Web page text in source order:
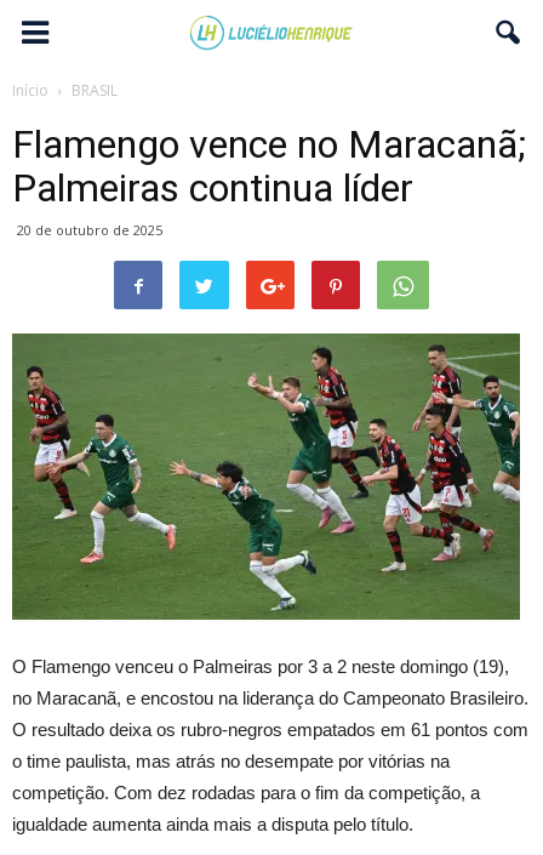
Início BRASIL
Flamengo vence no Maracanã;
Palmeiras continua líder
20 de outubro de 2025
O Flamengo venceu o Palmeiras por 3 a 2 neste domingo (19),
no Maracanã, e encostou na liderança do Campeonato Brasileiro.
O resultado deixa os rubro-negros empatados em 61 pontos com
o time paulista, mas atrás no desempate por vitórias na
competição. Com dez rodadas para o fim da competição, a
igualdade aumenta ainda mais a disputa pelo título.